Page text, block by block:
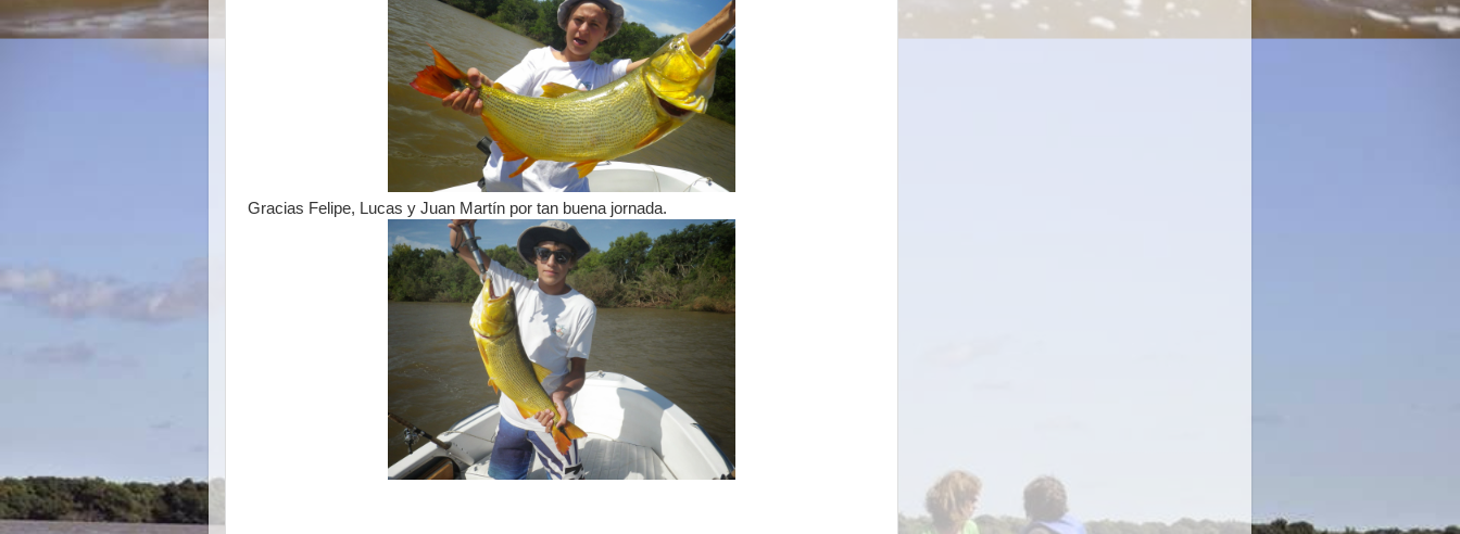
Gracias Felipe, Lucas y Juan Martín por tan buena jornada.